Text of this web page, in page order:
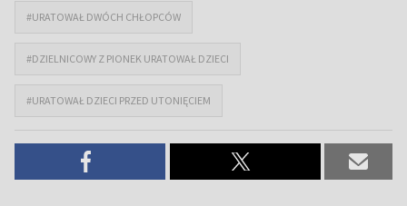
#URATOWAŁ DWÓCH CHŁOPCÓW
#DZIELNICOWY Z PIONEK URATOWAŁ DZIECI
#URATOWAŁ DZIECI PRZED UTONIĘCIEM